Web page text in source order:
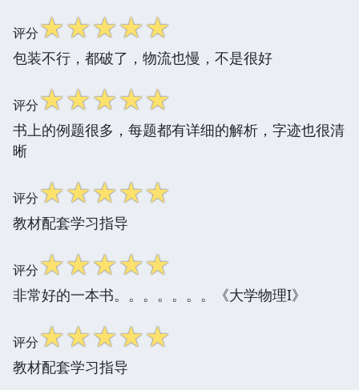
评分☆☆☆☆☆
包装不行，都破了，物流也慢，不是很好
评分☆☆☆☆☆
书上的例题很多，每题都有详细的解析，字迹也很清
晰
评分☆☆☆☆☆
教材配套学习指导
评分☆☆☆☆☆
非常好的一本书。。。。。。。《大学物理I》
评分☆☆☆☆☆
教材配套学习指导